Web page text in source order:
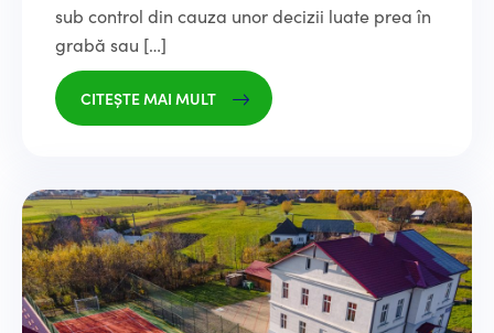
sub control din cauza unor decizii luate prea în
grabă sau […]
CITEȘTE MAI MULT